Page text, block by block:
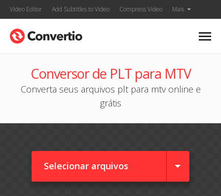
Video Editor Add Subtitles to Video Compress Video Mais
Conversor de PLT para MTV
Converta seus arquivos plt para mtv online e
grátis
Selecionar arquivos